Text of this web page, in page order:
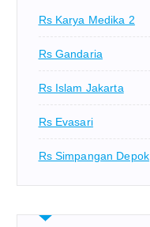
Rs Karya Medika 2
Rs Gandaria
Rs Islam Jakarta
Rs Evasari
Rs Simpangan Depok